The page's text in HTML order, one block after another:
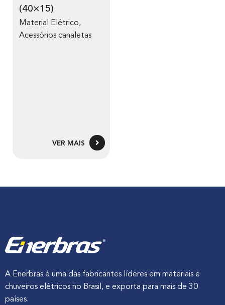
(40×15)
Material Elétrico,
Acessórios canaletas
VER MAIS
A Enerbras é uma das fabricantes líderes em materiais e
chuveiros elétricos no Brasil, e exporta para mais de 30
países.